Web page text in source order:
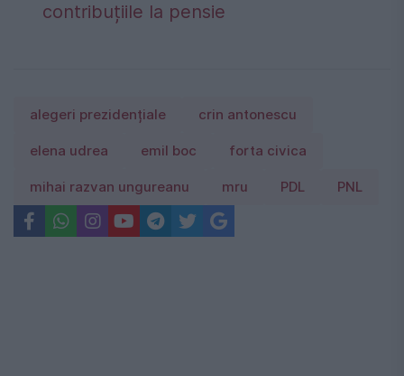
contribuțiile la pensie
alegeri prezidențiale crin antonescu
elena udrea emil boc forta civica
mihai razvan ungureanu mru PDL PNL